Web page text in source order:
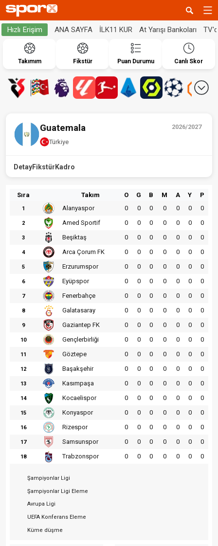
Hızlı Erişim ANA SAYFA İLK11 KUR At Yarışı Bankoları
Takımım Fikstür Puan Durumu Canlı Skor
2026/2027
Guatemala
Türkiye
DetayFikstür Kadro
Sıra Takım O G B M A Y P
1 Alanyaspor 0 0 0 0 0 0 0
2 Amed Sportif 0 0 0 0 0 0 0
3 Beşiktaş 0 0 0 0 0 0 0
4 Arca Çorum FK 0 0 0 0 0 0 0
5 Erzurumspor 0 0 0 0 0 0 0
6 Eyüpspor 0 0 0 0 0 0 0
7 Fenerbahçe 0 0 0 0 0 0 0
8 Galatasaray 0 0 0 0 0 0 0
9 Gaziantep FK 0 0 0 0 0 0 0
10 Gençlerbirliği 0 0 0 0 0 0 0
11 Göztepe 0 0 0 0 0 0 0
12 Başakşehir 0 0 0 0 0 0 0
13 Kasımpaşa 0 0 0 0 0 0 0
14 Kocaelispor 0 0 0 0 0 0 0
15 Konyaspor 0 0 0 0 0 0 0
16 Rizespor 0 0 0 0 0 0 0
17 Samsunspor 0 0 0 0 0 0 0
18 Trabzonspor 0 0 0 0 0 0 0
Şampiyonlar Ligi
Şampiyonlar Ligi Eleme
Avrupa Ligi
UEFA Konferans Eleme
Küme düşme